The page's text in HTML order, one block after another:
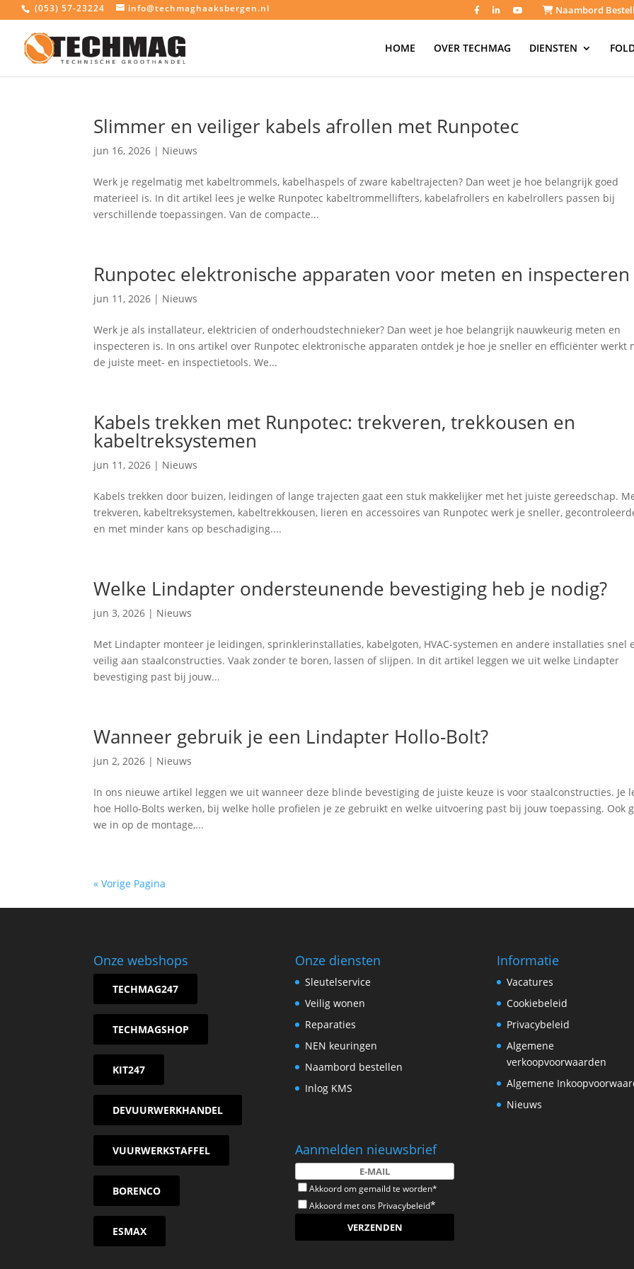
(053) 57-23224 info@techmaghaaksbergen.nl Naambord
HOME OVER TECHMAG DIENSTEN
Slimmer en veiliger kabels afrollen met Runpotec
jun 16, 2026 | Nieuws
Werk je regelmatig met kabeltrommels, kabelhaspels of zware kabeltrajecten? Dan weet je hoe belangrijk goed
materieel is. In dit artikel lees je welke Runpotec kabeltrommellifters, kabelafrollers en kabelrollers passen bij
verschillende toepassingen. Van de compacte...
Runpotec elektronische apparaten voor meten en inspecteren
jun 11, 2026 | Nieuws
Werk je als installateur, elektricien of onderhoudstechnieker? Dan weet je hoe belangrijk nauwkeurig meten en
inspecteren is. In ons artikel over Runpotec elektronische apparaten ontdek je hoe je sneller en efficiënter werkt
de juiste meet- en inspectietools. We...
Kabels trekken met Runpotec: trekveren, trekkousen en
kabeltreksystemen
jun 11, 2026 | Nieuws
Kabels trekken door buizen, leidingen of lange trajecten gaat een stuk makkelijker met het juiste gereedschap.
trekveren, kabeltreksystemen, kabeltrekkousen, lieren en accessoires van Runpotec werk je sneller,
en met minder kans op beschadiging....
Welke Lindapter ondersteunende bevestiging heb je nodig?
jun 3, 2026 | Nieuws
Met Lindapter monteer je leidingen, sprinklerinstallaties, kabelgoten, HVAC-systemen en andere installaties snel
veilig aan staalconstructies. Vaak zonder te boren, lassen of slijpen. In dit artikel leggen we uit welke Lindapter
bevestiging past bij jouw...
Wanneer gebruik je een Lindapter Hollo-Bolt?
jun 2, 2026 | Nieuws
In ons nieuwe artikel leggen we uit wanneer deze blinde bevestiging de juiste keuze is voor staalconstructies. Je
hoe Hollo-Bolts werken, bij welke holle profielen je ze gebruikt en welke uitvoering past bij jouw toepassing. Ook
we in op de montage,...
« Vorige Pagina
Onze webshops
TECHMAG247
TECHMAGSHOP
KIT247
DEVUURWERKHANDEL
VUURWERKSTAFFEL
BORENCO
ESMAX
Onze diensten
Sleutelservice
Veilig wonen
Reparaties
NEN keuringen
Naambord bestellen
Inlog KMS
Aanmelden nieuwsbrief
Akkoord om gemaild te worden*
Akkoord met ons Privacybeleid*
Informatie
Vacatures
Cookiebeleid
Privacybeleid
Algemene
verkoopvoorwaarden
Algemene
Nieuws